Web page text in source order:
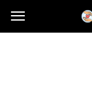
Sztukapielegnowania.pl